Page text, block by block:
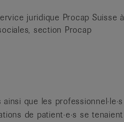
juridique Procap Suisse à
section Procap
que les professionnel·le·s
de patient·e·s se tenaient